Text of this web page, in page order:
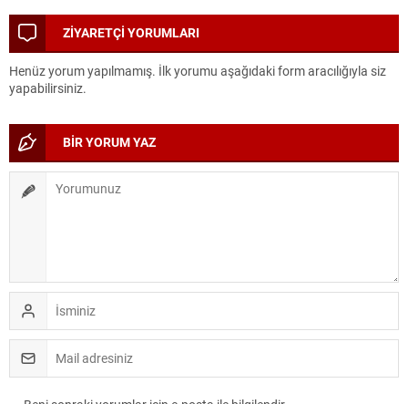
ZİYARETÇİ YORUMLARI
Henüz yorum yapılmamış. İlk yorumu aşağıdaki form aracılığıyla siz
yapabilirsiniz.
BİR YORUM YAZ